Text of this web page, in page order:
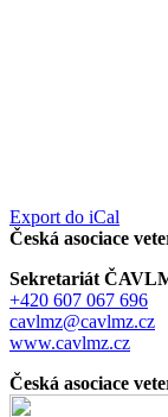
Export do iCal
Česká asociace
Sekretariát
+420 607 067 696
cavlmz@cavlmz.cz
www.cavlmz.cz
Česká asociace